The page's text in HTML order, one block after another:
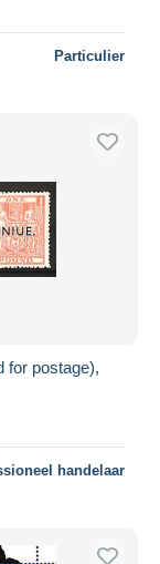
Particulier
for postage),
handelaar